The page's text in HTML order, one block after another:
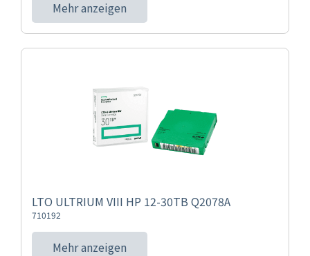
Mehr anzeigen
LTO ULTRIUM VIII HP 12-30TB Q2078A
710192
Mehr anzeigen